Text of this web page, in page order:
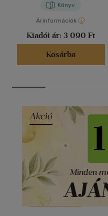
Könyv
Árinformációk
Kiadói ár: 3 090 Ft
Kosárba